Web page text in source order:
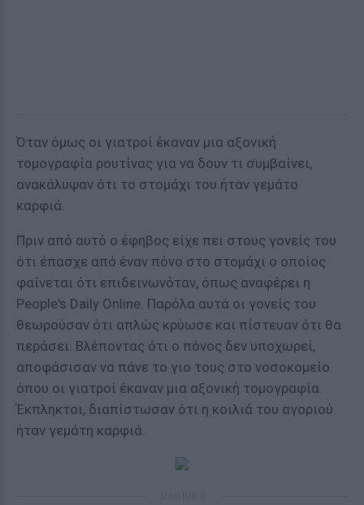
Όταν όμως οι γιατροί έκαναν μια αξονική
τομογραφία ρουτίνας για να δουν τι συμβαίνει,
ανακάλυψαν ότι το στομάχι του ήταν γεμάτο
καρφιά.
Πριν από αυτό ο έφηβος είχε πει στους γονείς του
ότι έπασχε από έναν πόνο στο στομάχι ο οποίος
φαίνεται ότι επιδεινωνόταν, όπως αναφέρει η
People's Daily Online. Παρόλα αυτά οι γονείς του
θεωρούσαν ότι απλώς κρύωσε και πίστευαν ότι θα
περάσει. Βλέποντας ότι ο πόνος δεν υποχωρεί,
αποφάσισαν να πάνε το γιο τους στο νοσοκομείο
όπου οι γιατροί έκαναν μια αξονική τομογραφία.
Έκπληκτοι, διαπίστωσαν ότι η κοιλιά του αγοριού
ήταν γεμάτη καρφιά.